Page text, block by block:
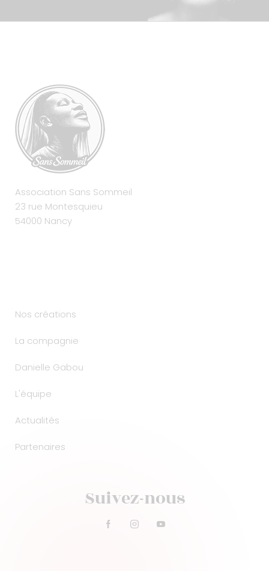
Association Sans Sommeil
23 rue Montesquieu
54000 Nancy
Nos créations
La compagnie
Danielle Gabou
L'équipe
Actualités
Partenaires
Suivez-nous